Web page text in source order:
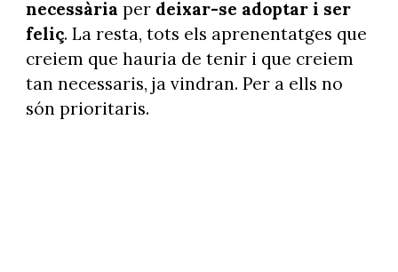
necessària per deixar-se adoptar i ser
feliç. La resta, tots els aprenentatges que
creiem que hauria de tenir i que creiem
tan necessaris, ja vindran. Per a ells no
són prioritaris.